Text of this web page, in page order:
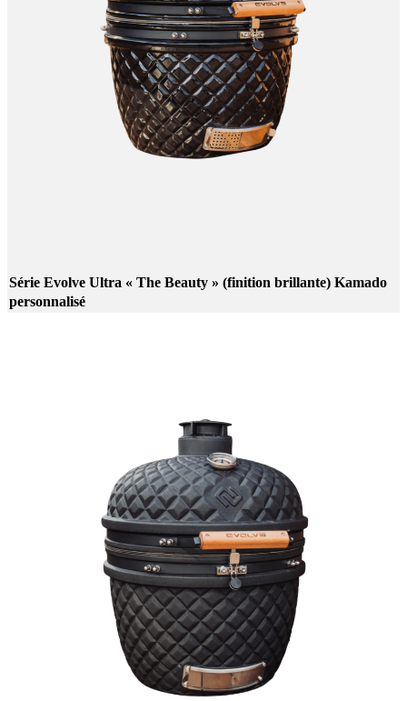
Série Evolve Ultra « The Beauty » (finition brillante) Kamado
personnalisé